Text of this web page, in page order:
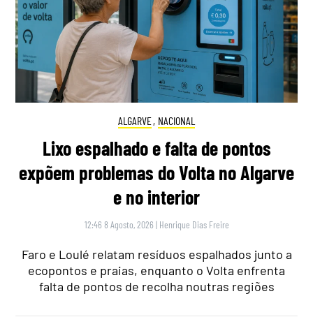
ALGARVE, NACIONAL
Lixo espalhado e falta de pontos
expõem problemas do Volta no Algarve
e no interior
12:46 8 Agosto, 2026 | Henrique Dias Freire
Faro e Loulé relatam resíduos espalhados junto a
ecopontos e praias, enquanto o Volta enfrenta
falta de pontos de recolha noutras regiões